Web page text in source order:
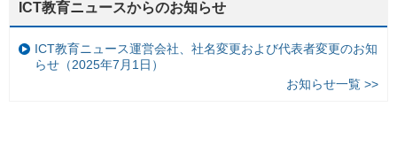
ICT教育ニュースからのお知らせ
ICT教育ニュース運営会社、社名変更および代表者変更のお知
らせ（2025年7月1日）
お知らせ一覧 >>